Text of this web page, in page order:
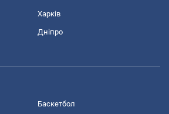
Харків
Дніпро
Баскетбол